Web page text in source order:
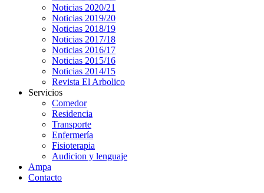
Noticias 2020/21
Noticias 2019/20
Noticias 2018/19
Noticias 2017/18
Noticias 2016/17
Noticias 2015/16
Noticias 2014/15
Revista El Arbolico
Servicios
Comedor
Residencia
Transporte
Enfermería
Fisioterapia
Audicion y lenguaje
Ampa
Contacto